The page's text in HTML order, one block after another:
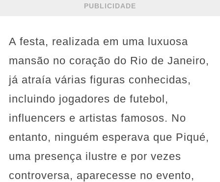
PUBLICIDADE
A festa, realizada em uma luxuosa
mansão no coração do Rio de Janeiro,
já atraía várias figuras conhecidas,
incluindo jogadores de futebol,
influencers e artistas famosos. No
entanto, ninguém esperava que Piqué,
uma presença ilustre e por vezes
controversa, aparecesse no evento,